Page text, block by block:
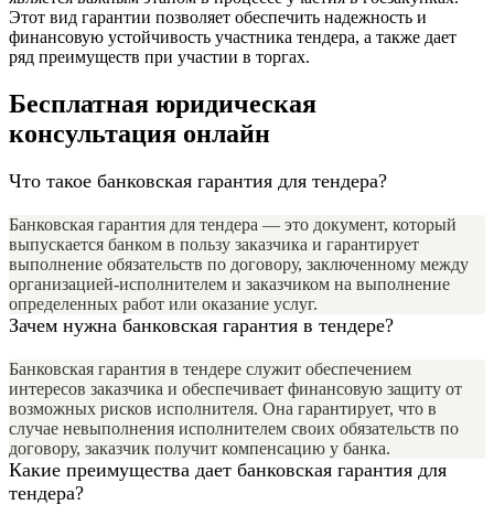
Этот вид гарантии позволяет обеспечить надежность и
финансовую устойчивость участника тендера, а также дает
ряд преимуществ при участии в торгах.
Бесплатная юридическая
консультация онлайн
Что такое банковская гарантия для тендера?
Банковская гарантия для тендера — это документ, который
выпускается банком в пользу заказчика и гарантирует
выполнение обязательств по договору, заключенному между
организацией-исполнителем и заказчиком на выполнение
определенных работ или оказание услуг.
Зачем нужна банковская гарантия в тендере?
Банковская гарантия в тендере служит обеспечением
интересов заказчика и обеспечивает финансовую защиту от
возможных рисков исполнителя. Она гарантирует, что в
случае невыполнения исполнителем своих обязательств по
договору, заказчик получит компенсацию у банка.
Какие преимущества дает банковская гарантия для
тендера?